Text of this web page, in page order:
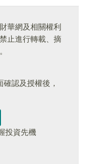
華網及相關權利
止進行轉載、摘
確認及授權後，
投資先機